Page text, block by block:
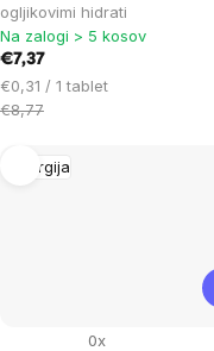
ogljikovimi hidrati
Na zalogi > 5 kosov
€7,37
Cena
na
€0,31 / 1 tablet
€8,77
Energija
0x